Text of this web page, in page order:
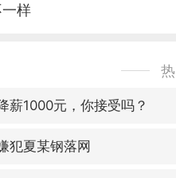
样
薪1000元，你接受吗？
犯夏某钢落网